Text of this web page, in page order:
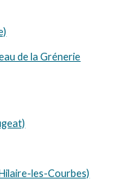
de la Grénerie
les-Courbes)